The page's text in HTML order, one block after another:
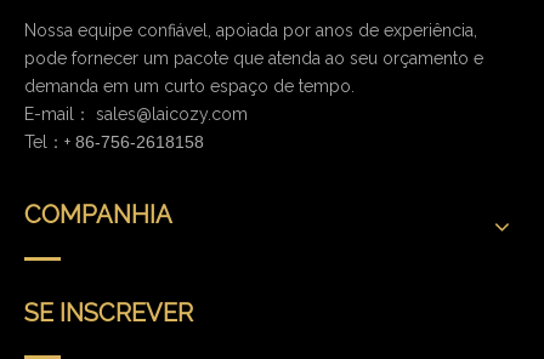
Nossa equipe confiável, apoiada por anos de experiência,
pode fornecer um pacote que atenda ao seu orçamento e
demanda em um curto espaço de tempo.
E-mail： sales@laicozy.com
Tel：+ 86-756-2618158
COMPANHIA
SE INSCREVER